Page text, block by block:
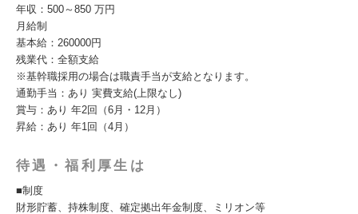
年収：500～850 万円
月給制
基本給：260000円
残業代：全額支給
※基幹職採用の場合は職責手当が支給となります。
通勤手当：あり 実費支給(上限なし)
賞与：あり 年2回（6月・12月）
昇給：あり 年1回（4月）
待遇・福利厚生は
■制度
財形貯蓄、持株制度、確定拠出年金制度、ミリオン等